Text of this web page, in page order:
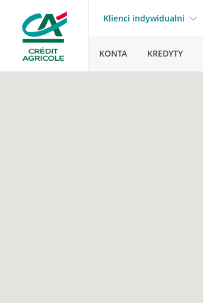
Klienci indywidualni
KONTA KREDYTY